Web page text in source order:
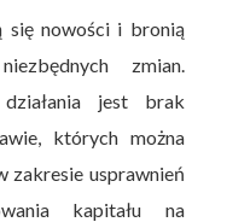
się nowości i bronią
zmian.
jest brak
których można
zakresie usprawnień
kapitału na